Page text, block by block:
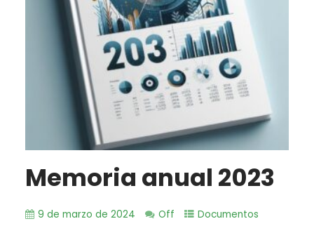
Memoria anual 2023
9 de marzo de 2024 Off Documentos